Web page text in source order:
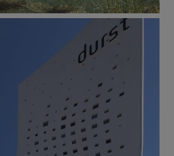
Aurinkosuojaus